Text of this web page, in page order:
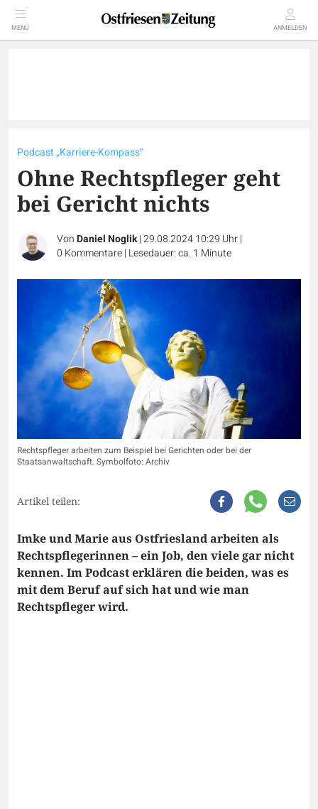
MENÜ ANMELDEN
Podcast „Karriere-Kompass“
Ohne Rechtspfleger geht
bei Gericht nichts
VonDaniel Noglik|29.08.2024 10:29 Uhr|
0 Kommentare| Lesedauer: ca. 1 Minute
Rechtspfleger arbeiten zum Beispiel bei Gerichten oder bei der
Staatsanwaltschaft. Symbolfoto: Archiv
Artikel teilen:
Imke und Marie aus Ostfriesland arbeiten als
Rechtspflegerinnen – ein Job, den viele gar nicht
kennen. Im Podcast erklären die beiden, was es
mit dem Beruf auf sich hat und wie man
Rechtspfleger wird.